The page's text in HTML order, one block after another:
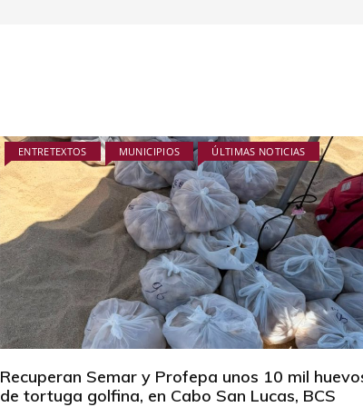
ENTRETEXTOS MUNICIPIOS ÚLTIMAS NOTICIAS
Recuperan Semar y Profepa unos 10 mil
de tortuga golfina, en Cabo San Lucas, BCS